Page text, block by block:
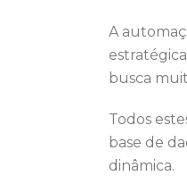
A
busca
Todos
base de
dinâmica.